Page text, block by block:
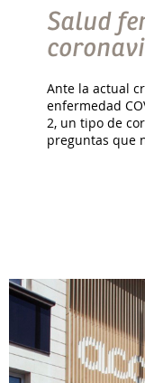
Salud
Ante la actual
enfermedad
2, un tipo de
preguntas que